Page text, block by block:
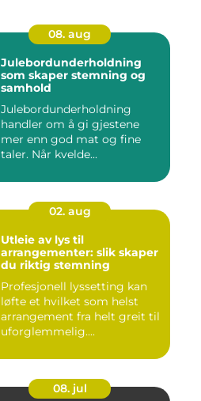
08. aug
Julebordunderholdning
som skaper stemning og
samhold
Julebordunderholdning
handler om å gi gjestene
mer enn god mat og fine
taler. Når kvelde...
02. aug
Utleie av lys til
arrangementer: slik skaper
du riktig stemning
Profesjonell lyssetting kan
løfte et hvilket som helst
arrangement fra helt greit til
uforglemmelig....
08. jul